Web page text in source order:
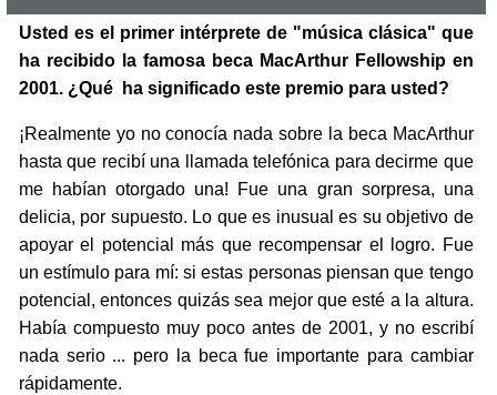
Usted es el primer intérprete de "música clásica" que
ha recibido la famosa beca MacArthur Fellowship en
2001. ¿Qué ha significado este premio para usted?
¡Realmente yo no conocía nada sobre la beca MacArthur
hasta que recibí una llamada telefónica para decirme que
me habían otorgado una! Fue una gran sorpresa, una
delicia, por supuesto. Lo que es inusual es su objetivo de
apoyar el potencial más que recompensar el logro. Fue
un estímulo para mí: si estas personas piensan que tengo
potencial, entonces quizás sea mejor que esté a la altura.
Había compuesto muy poco antes de 2001, y no escribí
nada serio ... pero la beca fue importante para cambiar
rápidamente.